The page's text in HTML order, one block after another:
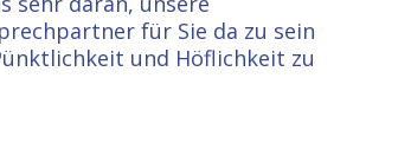
für Sie da zu sein
und Höflichkeit zu